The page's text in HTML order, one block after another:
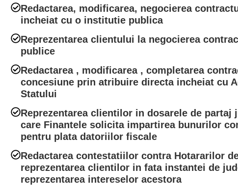
Redactarea, modificarea, negocierea
incheiat cu o institutie publica
Reprezentarea clientului la negocierea
publice
Redactarea , modificarea , completarea
concesiune prin atribuire directa incheiat cu
Statului
Reprezentarea clientilor in dosarele de partaj
care Finantele solicita impartirea bunurilor
pentru plata datoriilor fiscale
Redactarea contestatiilor contra Hotararilor
reprezentarea clientilor in fata instantei de
reprezentarea intereselor acestora